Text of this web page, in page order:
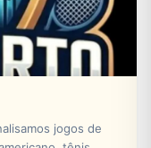
jogos de